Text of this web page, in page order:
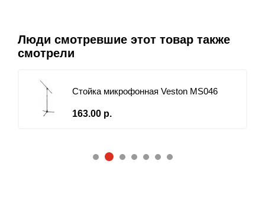
dampfer, soft или sostetuno.
Люди смотревшие этот товар также
смотрели
Стойка микрофонная Veston MS046
163.00 р.
1 2 3 4 5 6 7